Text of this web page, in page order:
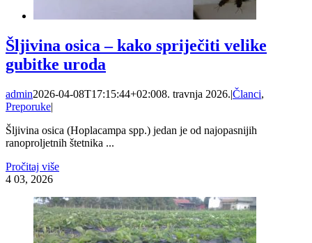
Šljivina osica – kako spriječiti velike
gubitke uroda
admin2026-04-08T17:15:44+02:008. travnja 2026.|Članci,
Preporuke|
Šljivina osica (Hoplacampa spp.) jedan je od najopasnijih
ranoproljetnih štetnika ...
Pročitaj više
4 03, 2026